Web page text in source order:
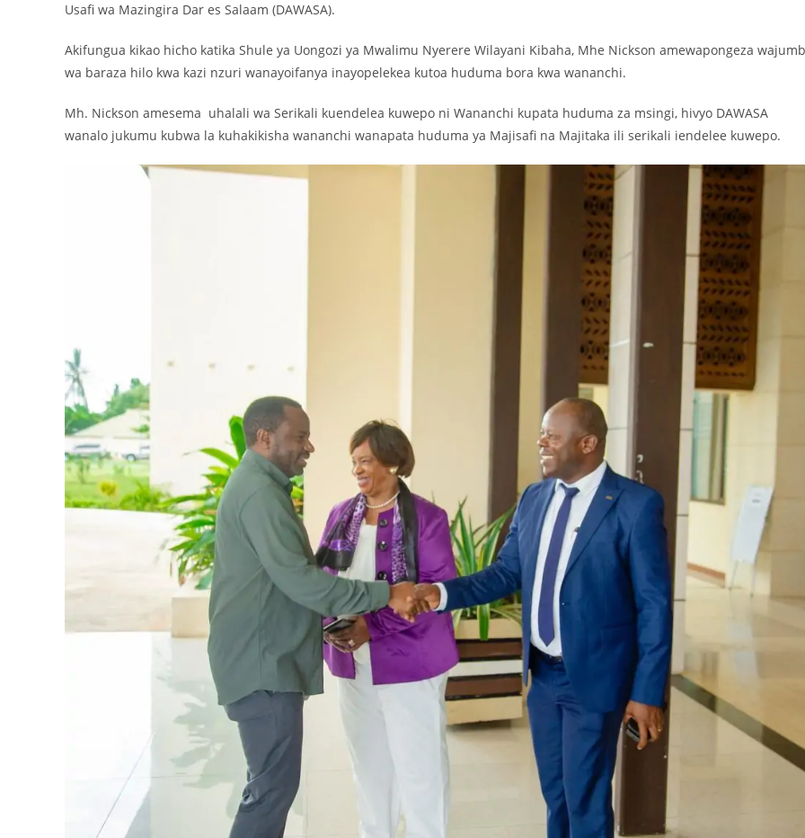
Usafi wa Mazingira Dar es Salaam (DAWASA).
Akifungua kikao hicho katika Shule ya Uongozi ya Mwalimu Nyerere Wilayani Kibaha, Mhe Nickson amewapongeza
wa baraza hilo kwa kazi nzuri wanayoifanya inayopelekea kutoa huduma bora kwa wananchi.
Mh. Nickson amesema uhalali wa Serikali kuendelea kuwepo ni Wananchi kupata huduma za msingi, hivyo DAWASA
wanalo jukumu kubwa la kuhakikisha wananchi wanapata huduma ya Majisafi na Majitaka ili serikali iendelee kuwepo.